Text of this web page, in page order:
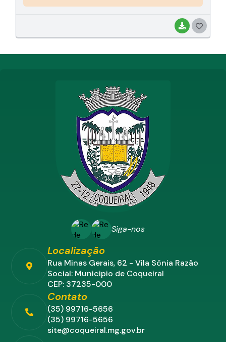
BAIXAR
Siga-nos
Localização
Rua Minas Gerais, 62 - Vila Sônia Razão
Social: Municipio de Coqueiral
CEP: 37235-000
Contato
(35) 99716-5656
(35) 99716-5656
site@coqueiral.mg.gov.br